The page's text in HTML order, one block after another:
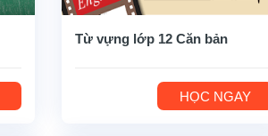
Từ vựng lớp 12 Căn bản
HỌC NGAY